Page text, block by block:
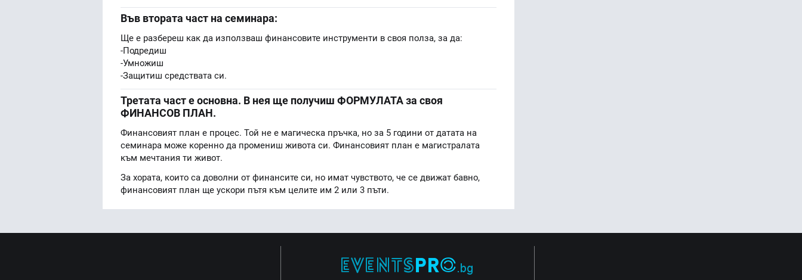
Във втората част на семинара:
Ще е разбереш как да използваш финансовите инструменти в своя полза, за да:
-Подредиш
-Умножиш
-Защитиш средствата си.
Третата част е основна. В нея ще получиш ФОРМУЛАТА за своя
ФИНАНСОВ ПЛАН.
Финансовият план е процес. Той не е магическа пръчка, но за 5 години от датата на
семинара може коренно да промениш живота си. Финансовият план е магистралата
към мечтания ти живот.
За хората, които са доволни от финансите си, но имат чувството, че се движат бавно,
финансовият план ще ускори пътя към целите им 2 или 3 пъти.